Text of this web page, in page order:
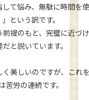
て悩み、無駄に時間を
という訳です。
前提のもと、完璧に近づ
と説いています。
美しいのですが、これ
労の連続です。